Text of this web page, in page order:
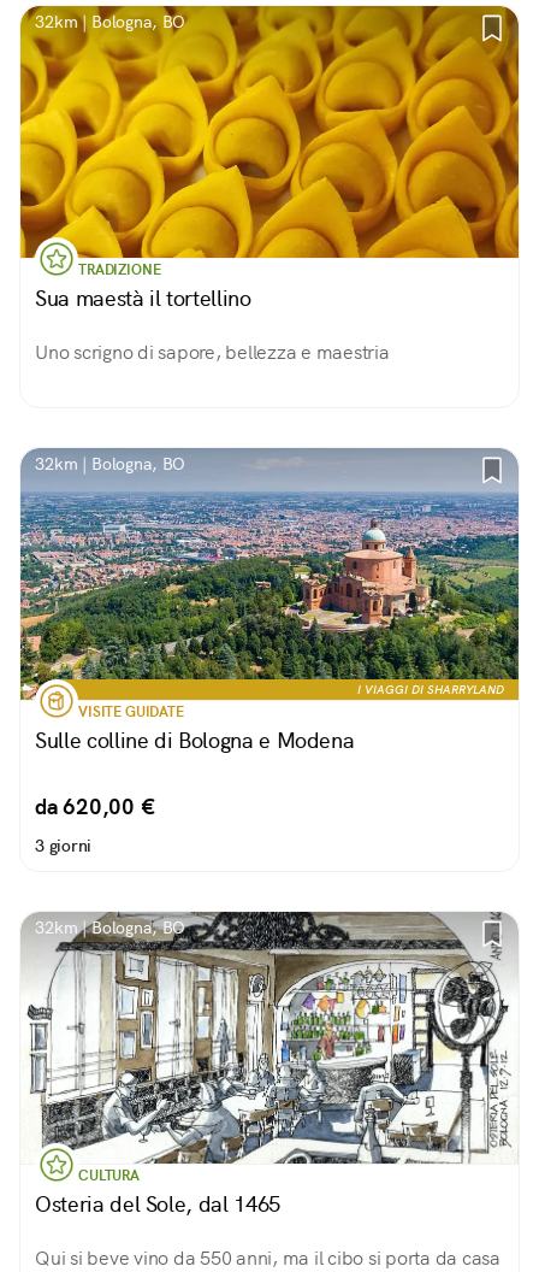
32km | Bologna, BO
TRADIZIONE
Sua maestà il tortellino
Uno scrigno di sapore, bellezza e maestria
32km | Bologna, BO
I VIAGGI DI SHARRYLAND
VISITE GUIDATE
Sulle colline di Bologna e Modena
da 620,00 €
3 giorni
32km | Bologna, BO
CULTURA
Osteria del Sole, dal 1465
Qui si beve vino da 550 anni, ma il cibo si porta da casa